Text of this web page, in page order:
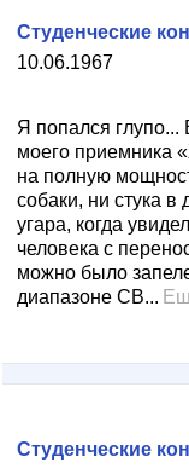
10.06.1967
Студенческие
Я попался
моего приемника
на полную
собаки, ни стука в
угара, когда
человека с
можно было
диапазоне СВ...
Студенческие